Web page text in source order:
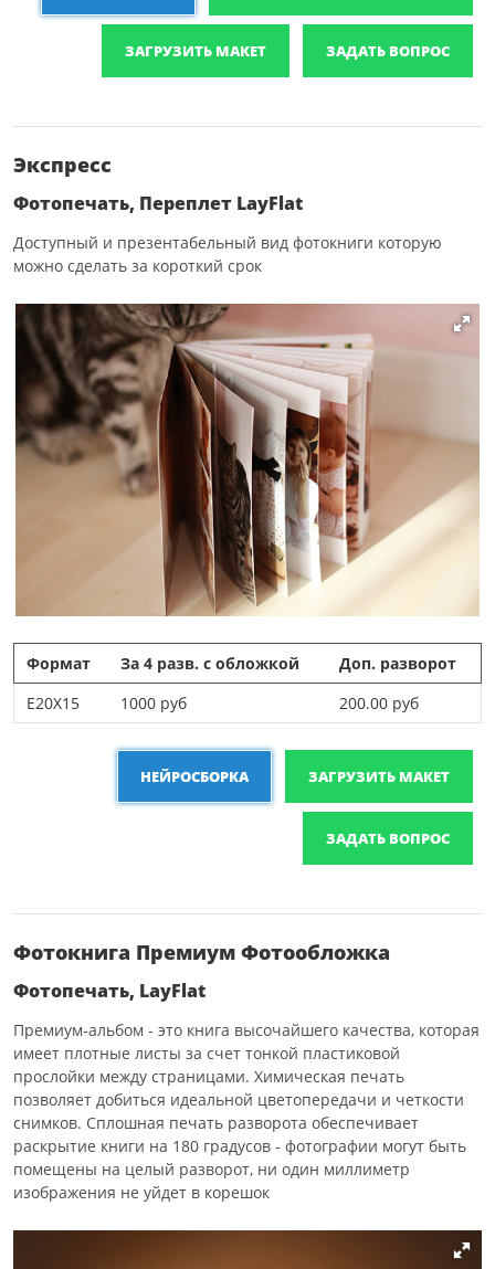
ЗАГРУЗИТЬ МАКЕТ ЗАДАТЬ ВОПРОС
Экспресс
Фотопечать, Переплет LayFlat
Доступный и презентабельный вид фотокниги которую
можно сделать за короткий срок
Формат За 4 разв. с обложкой
Доп. разворот
E20Х15
1000 руб 200.00 руб
НЕЙРОСБОРКА ЗАГРУЗИТЬ МАКЕТ
ЗАДАТЬ ВОПРОС
Фотокнига Премиум Фотообложка
Фотопечать, LayFlat
Премиум-альбом - это книга высочайшего качества, которая
имеет плотные листы за счет тонкой пластиковой
прослойки между страницами. Химическая печать
позволяет добиться идеальной цветопередачи и четкости
снимков. Сплошная печать разворота обеспечивает
раскрытие книги на 180 градусов - фотографии могут быть
помещены на целый разворот, ни один миллиметр
изображения не уйдет в корешок